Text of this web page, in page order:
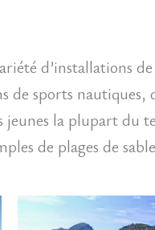
d’installations
de sports nautiques,
jeunes la plupart du
de plages de